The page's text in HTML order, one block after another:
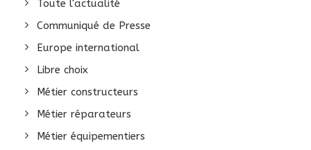
Toute l'actualité
Communiqué de Presse
Europe international
Libre choix
Métier constructeurs
Métier réparateurs
Métier équipementiers